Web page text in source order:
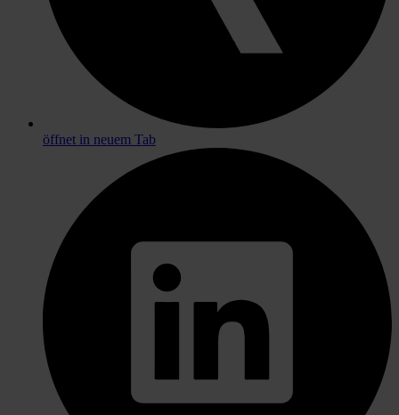
öffnet in neuem Tab